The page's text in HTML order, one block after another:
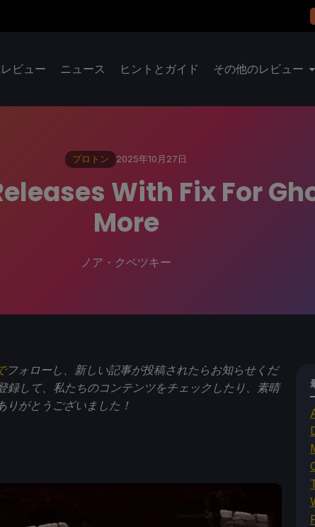
ビュー ニュース ヒントとガイド その他のレビュー
プロトン 2025年10月27日
With Fix For
More
ノア・クペツキー
フォローし、新しい記事が投稿されたらお知らせくだ
録して、私たちのコンテンツをチェックしたり、素晴
りがとうございました！